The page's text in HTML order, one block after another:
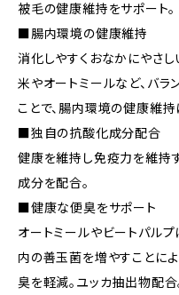
被毛の健康維持をサポート。
■腸内環境の健康維持
消化しやすくおなかにやさ
米やオートミールなど、バ
ことで、腸内環境の健康維持
■独自の抗酸化成分配合
健康を維持し免疫力を維持
成分を配合。
■健康な便臭をサポート
オートミールやビートパル
内の善玉菌を増やすことに
臭を軽減。ユッカ抽出物配合